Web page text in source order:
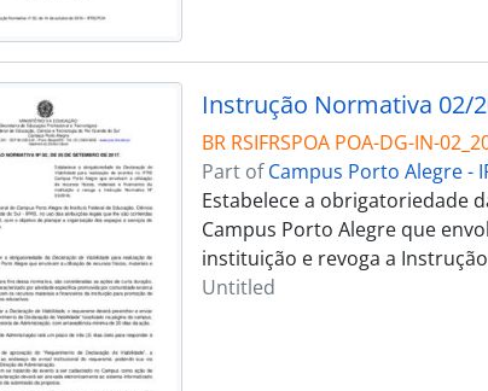
Instrução Normativa 02/
BR RSIFRSPOA POA-DG-IN-
Part ofCampus Porto Alegre -
Estabelece a obrigatoriedade
Campus Porto Alegre que
instituição e revoga a
Untitled